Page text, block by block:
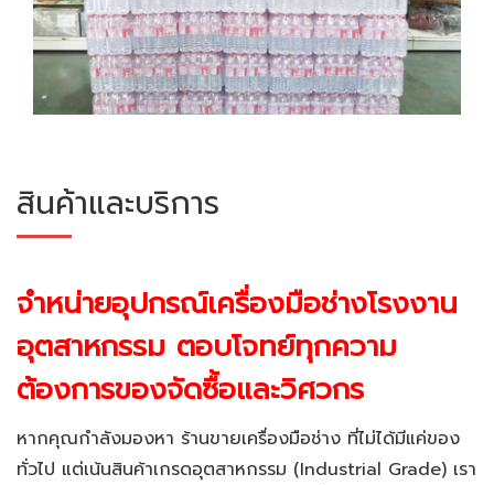
สินค้าและบริการ
จำหน่ายอุปกรณ์เครื่องมือช่างโรงงาน
อุตสาหกรรม ตอบโจทย์ทุกความ
ต้องการของจัดซื้อและวิศวกร
หากคุณกำลังมองหา ร้านขายเครื่องมือช่าง ที่ไม่ได้มีแค่ของ
ทั่วไป แต่เน้นสินค้าเกรดอุตสาหกรรม (Industrial Grade) เรา